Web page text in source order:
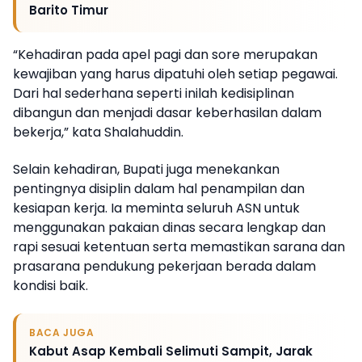
Barito Timur
“Kehadiran pada apel pagi dan sore merupakan
kewajiban yang harus dipatuhi oleh setiap pegawai.
Dari hal sederhana seperti inilah kedisiplinan
dibangun dan menjadi dasar keberhasilan dalam
bekerja,” kata Shalahuddin.
Selain kehadiran, Bupati juga menekankan
pentingnya disiplin dalam hal penampilan dan
kesiapan kerja. Ia meminta seluruh ASN untuk
menggunakan pakaian dinas secara lengkap dan
rapi sesuai ketentuan serta memastikan sarana dan
prasarana pendukung pekerjaan berada dalam
kondisi baik.
BACA JUGA
Kabut Asap Kembali Selimuti Sampit, Jarak